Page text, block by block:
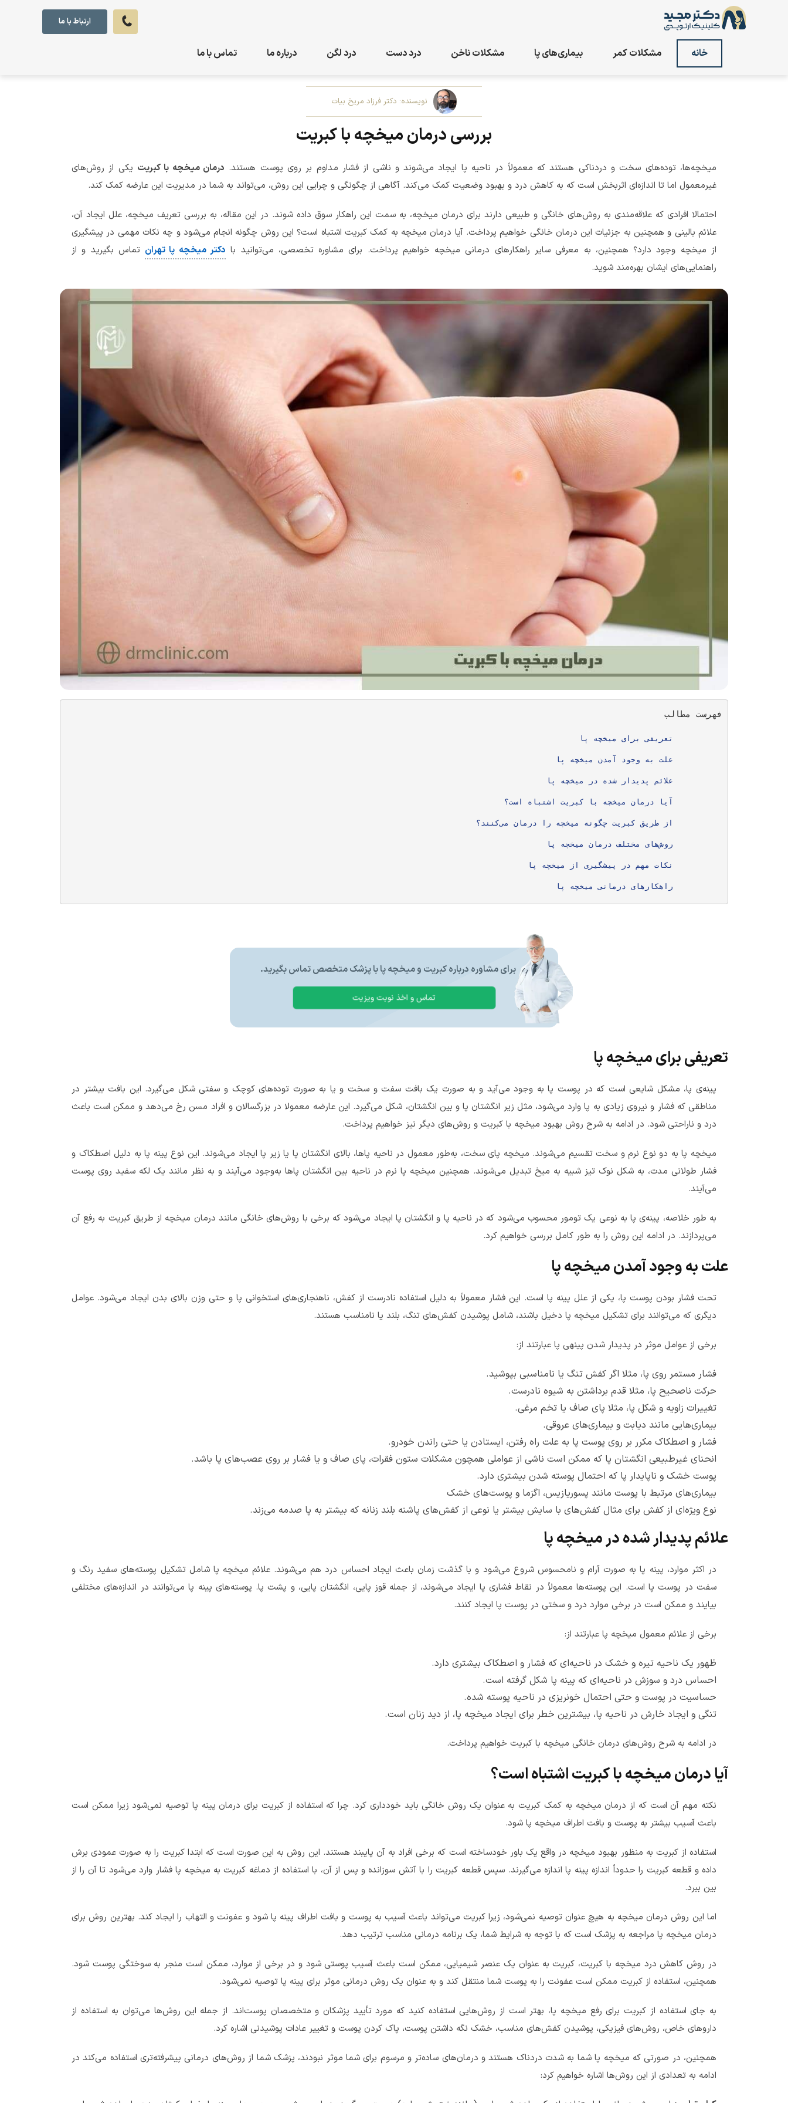
ارتباط با ما
خانه مشکلات کمر بیماری‌های پا مشکلات ناخن درد دست درد لگن درباره ما تماس با ما
نویسنده: دکتر فرزاد مریخ بیات
بررسی درمان میخچه با کبریت
میخچه‌ها، توده‌های سخت و دردناکی هستند که معمولاً در ناحیه پا ایجاد می‌شوند و ناشی از فشار مداوم بر روی پوست هستند. درمان میخچه با کبریت یکی از روش‌های
غیرمعمول اما تا اندازه‌ای اثربخش است که به کاهش درد و بهبود وضعیت کمک می‌کند. آگاهی از چگونگی و چرایی این روش، می‌تواند به شما در مدیریت این عارضه کمک کند.
احتمالا افرادی که علاقه‌مندی به روش‌های خانگی و طبیعی دارند برای درمان میخچه، به سمت این راهکار سوق داده شوند. در این مقاله، به بررسی تعریف میخچه، علل ایجاد آن،
علائم بالینی و همچنین به جزئیات این درمان خانگی خواهیم پرداخت. آیا درمان میخچه به کمک کبریت اشتباه است؟ این روش چگونه انجام می‌شود و چه نکات مهمی در پیشگیری
از میخچه وجود دارد؟ همچنین، به معرفی سایر راهکارهای درمانی میخچه خواهیم پرداخت. برای مشاوره تخصصی، می‌توانید با دکتر میخچه پا تهران تماس بگیرید و از
راهنمایی‌های ایشان بهره‌مند شوید.
فهرست مطالب
برای مشاوره درباره کبریت و میخچه پا با پزشک متخصص تماس بگیرید.
تماس و اخذ نوبت ویزیت
تعریفی برای میخچه پا
پینه‌ی پا، مشکل شایعی است که در پوست پا به وجود می‌آید و به صورت یک بافت سفت و سخت و یا به صورت توده‌های کوچک و سفتی شکل می‌گیرد. این بافت بیشتر در
مناطقی که فشار و نیروی زیادی به پا وارد می‌شود، مثل زیر انگشتان پا و بین انگشتان، شکل می‌گیرد. این عارضه معمولا در بزرگسالان و افراد مسن رخ می‌دهد و ممکن است باعث
درد و ناراحتی شود. در ادامه به شرح روش بهبود میخچه با کبریت و روش‌های دیگر نیز خواهیم پرداخت.
میخچه پا به دو نوع نرم و سخت تقسیم می‌شوند. میخچه پای سخت، به‌طور معمول در ناحیه پاها، بالای انگشتان پا یا زیر پا ایجاد می‌شوند. این نوع پینه پا به دلیل اصطکاک و
فشار طولانی مدت، به شکل نوک تیز شبیه به میخ تبدیل می‌شوند. همچنین میخچه پا نرم در ناحیه بین انگشتان پاها به‌وجود می‌آیند و به نظر مانند یک لکه سفید روی پوست
می‌آیند.
به طور خلاصه، پینه‌ی پا به نوعی یک تومور محسوب می‌شود که در ناحیه پا و انگشتان پا ایجاد می‌شود که برخی با روش‌های خانگی مانند درمان میخچه از طریق کبریت به رفع آن
می‌پردازند. در ادامه این روش را به طور کامل بررسی خواهیم کرد.
علت به وجود آمدن میخچه پا
تحت فشار بودن پوست پا، یکی از علل پینه‌ پا است. این فشار معمولاً به دلیل استفاده نادرست از کفش، ناهنجاری‌های استخوانی پا و حتی وزن بالای بدن ایجاد می‌شود. عوامل
دیگری که می‌توانند برای تشکیل میخچه پا دخیل باشند، شامل پوشیدن کفش‌های تنگ، بلند یا نامناسب هستند.
برخی از عوامل موثر در پدیدار شدن پینهی پا عبارتند از:
فشار مستمر روی پا، مثلا اگر کفش تنگ یا نامناسبی بپوشید.
حرکت ناصحیح پا، مثلا قدم برداشتن به شیوه نادرست.
تغییرات زاویه و شکل پا، مثلا پای صاف یا تخم مرغی.
بیماری‌هایی مانند دیابت و بیماری‌های عروقی.
فشار و اصطکاک مکرر بر روی پوست پا به علت راه رفتن، ایستادن یا حتی راندن خودرو.
انحنای غیرطبیعی انگشتان پا که ممکن است ناشی از عواملی همچون مشکلات ستون فقرات، پای صاف و یا فشار بر روی عصب‌های پا باشد.
پوست خشک و ناپایدار پا که احتمال پوسته شدن بیشتری دارد.
بیماری‌های مرتبط با پوست مانند پسوریازیس، اگزما و پوست‌های خشک
نوع ویژه‌ای از کفش برای مثال کفش‌های با سایش بیشتر یا نوعی از کفش‌های پاشنه بلند زنانه که بیشتر به پا صدمه می‌زند.
علائم پدیدار شده در میخچه پا
در اکثر موارد، پینه‌ پا به صورت آرام و نامحسوس شروع می‌شود و با گذشت زمان باعث ایجاد احساس درد هم می‌شوند. علائم میخچه پا شامل تشکیل پوسته‌های سفید رنگ و
سفت در پوست پا است. این پوسته‌ها معمولاً در نقاط فشاری پا ایجاد می‌شوند، از جمله قوز پایی، انگشتان پایی، و پشت پا. پوسته‌های پینه پا می‌توانند در اندازه‌های مختلفی
بیایند و ممکن است در برخی موارد درد و سختی در پوست پا ایجاد کنند.
برخی از علائم معمول میخچه پا عبارتند از:
ظهور یک ناحیه تیره و خشک در ناحیه‌ای که فشار و اصطکاک بیشتری دارد.
احساس درد و سوزش در ناحیه‌ای که پینه پا شکل گرفته است.
حساسیت در پوست و حتی احتمال خونریزی در ناحیه پوسته شده.
تنگی و ایجاد خارش در ناحیه پا، بیشترین خطر برای ایجاد میخچه پا، از دید زنان است.
در ادامه به شرح روش‌های درمان خانگی میخچه با کبریت خواهیم پرداخت.
آیا درمان میخچه با کبریت اشتباه است؟
نکته مهم آن است که از درمان میخچه به کمک کبریت به عنوان یک روش خانگی باید خودداری کرد. چرا که استفاده از کبریت برای درمان پینه پا توصیه نمی‌شود زیرا ممکن است
باعث آسیب بیشتر به پوست و بافت اطراف میخچه پا شود.
استفاده از کبریت به منظور بهبود میخچه در واقع یک باور خودساخته است که برخی افراد به آن پایبند هستند. این روش به این صورت است که ابتدا کبریت را به صورت عمودی برش
داده و قطعه کبریت را حدوداً اندازه پینه پا اندازه می‌گیرند. سپس قطعه کبریت را با آتش سوزانده و پس از آن، با استفاده از دماغه کبریت به میخچه پا فشار وارد می‌شود تا آن را از
بین ببرد.
اما این روش درمان میخچه به هیچ عنوان توصیه نمی‌شود، زیرا کبریت می‌تواند باعث آسیب به پوست و بافت اطراف پینه پا شود و عفونت و التهاب را ایجاد کند. بهترین روش برای
درمان میخچه پا مراجعه به پزشک است که با توجه به شرایط شما، یک برنامه درمانی مناسب ترتیب دهد.
در روش کاهش درد میخچه با کبریت، کبریت به عنوان یک عنصر شیمیایی، ممکن است باعث آسیب پوستی شود و در برخی از موارد، ممکن است منجر به سوختگی پوست شود.
همچنین، استفاده از کبریت ممکن است عفونت را به پوست شما منتقل کند و به عنوان یک روش درمانی موثر برای پینه‌ پا توصیه نمی‌شود.
به جای استفاده از کبریت برای رفع میخچه پا، بهتر است از روش‌هایی استفاده کنید که مورد تأیید پزشکان و متخصصان پوست‌اند. از جمله این روش‌ها می‌توان به استفاده از
داروهای خاص، روش‌های فیزیکی، پوشیدن کفش‌های مناسب، خشک نگه داشتن پوست، پاک کردن پوست و تغییر عادات پوشیدنی اشاره کرد.
همچنین، در صورتی که میخچه پا شما به شدت دردناک هستند و درمان‌های ساده‌تر و مرسوم برای شما موثر نبودند، پزشک شما از روش‌های درمانی پیشرفته‌تری استفاده می‌کند در
ادامه به تعدادی از این روش‌ها اشاره خواهیم کرد: